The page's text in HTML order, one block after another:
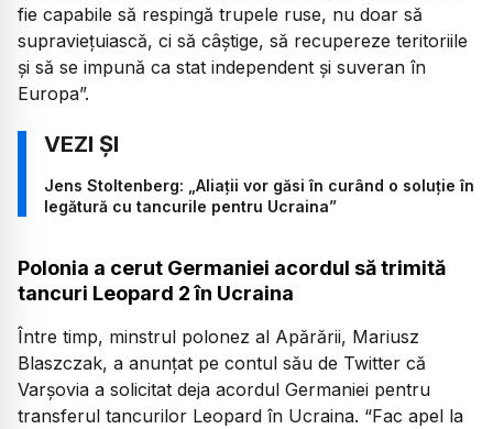
fie capabile să respingă trupele ruse, nu doar să
supraviețuiască, ci să câștige, să recupereze teritoriile
și să se impună ca stat independent și suveran în
Europa”.
Jens Stoltenberg: „Aliaţii vor găsi în curând o soluţie în
legătură cu tancurile pentru Ucraina”
Polonia a cerut Germaniei acordul să trimită
tancuri Leopard 2 în Ucraina
Între timp, minstrul polonez al Apărării, Mariusz
Blaszczak, a anunțat pe contul său de Twitter că
Varșovia a solicitat deja acordul Germaniei pentru
transferul tancurilor Leopard în Ucraina. “Fac apel la